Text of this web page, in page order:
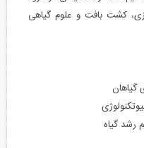
کشت بافت و علوم گیاهی
گیاهان
رشد گیاه